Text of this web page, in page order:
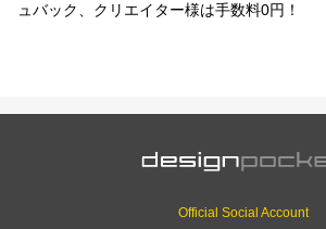
ュバック、クリエイター様は手数料0円！
Official Social Account